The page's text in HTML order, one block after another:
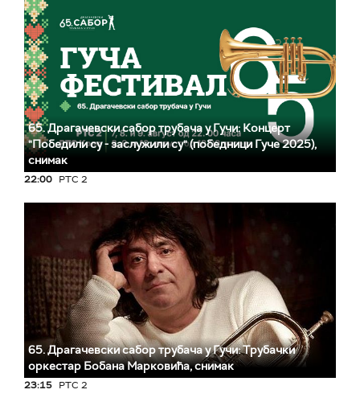
65. Драгачевски сабор трубача у Гучи: Концерт
"Победили су - заслужили су" (победници Гуче 2025),
снимак
22:00 РТС 2
65. Драгачевски сабор трубача у Гучи: Трубачки
оркестар Бобана Марковића, снимак
23:15 РТС 2